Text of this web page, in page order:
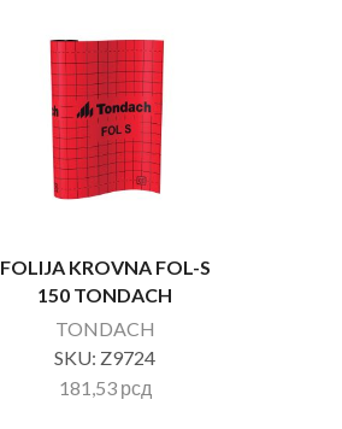
FOLIJA KROVNA FOL-S
150 TONDACH
TONDACH
SKU: Z9724
181,53 рсд